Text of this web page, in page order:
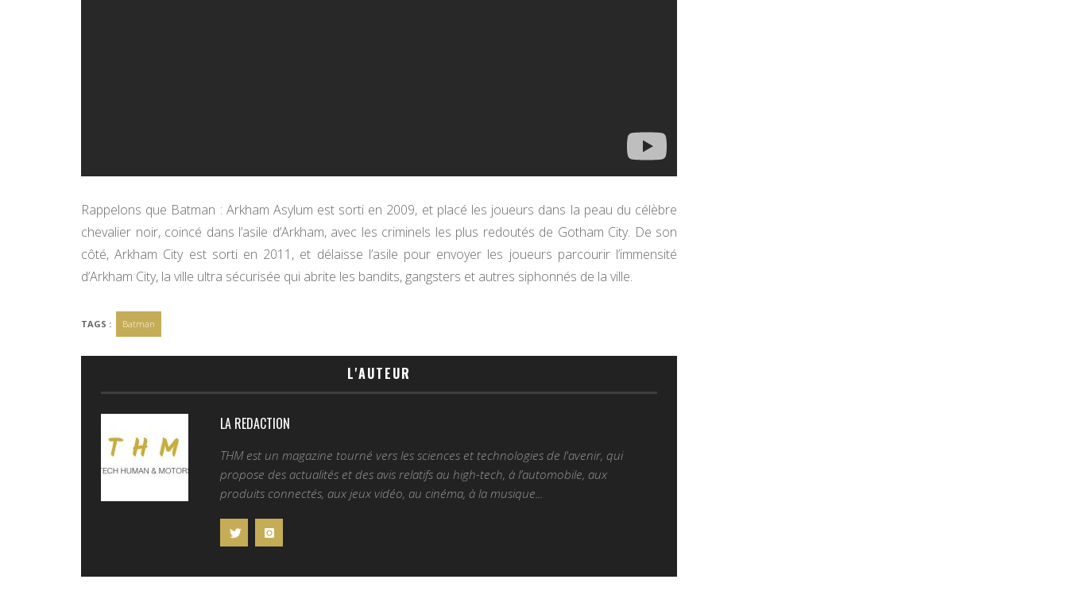
Rappelons que Batman : Arkham Asylum est sorti en 2009, et placé les joueurs dans la peau du célèbre
chevalier noir, coincé dans l’asile d’Arkham, avec les criminels les plus redoutés de Gotham City. De son
côté, Arkham City est sorti en 2011, et délaisse l’asile pour envoyer les joueurs parcourir l’immensité
d’Arkham City, la ville ultra sécurisée qui abrite les bandits, gangsters et autres siphonnés de la ville.
TAGS : Batman
L'AUTEUR
LA REDACTION
THM est un magazine tourné vers les sciences et technologies de l'avenir, qui
propose des actualités et des avis relatifs au high-tech, à l’automobile, aux
produits connectés, aux jeux vidéo, au cinéma, à la musique...